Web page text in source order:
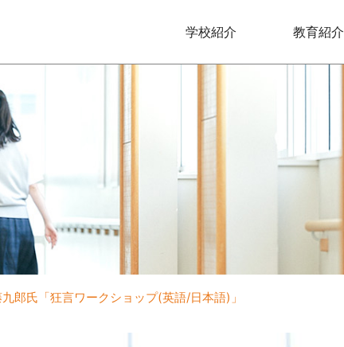
学校紹介 教育紹介
郎氏「狂言ワークショップ(英語/日本語)」